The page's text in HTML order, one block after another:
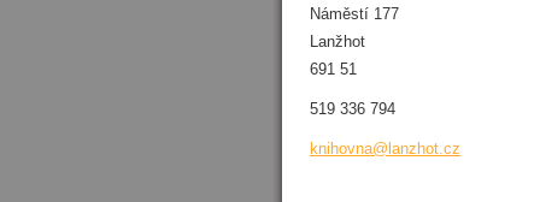
Náměstí 177
Lanžhot
691 51
519 336 794
knihovna@lanzhot.cz